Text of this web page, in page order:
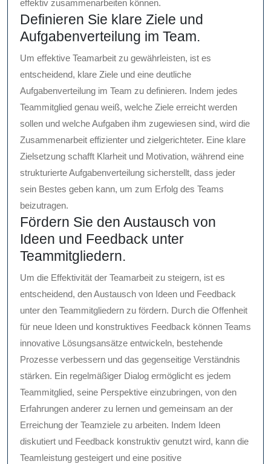
effektiv zusammenarbeiten können.
Definieren Sie klare Ziele und
Aufgabenverteilung im Team.
Um effektive Teamarbeit zu gewährleisten, ist es
entscheidend, klare Ziele und eine deutliche
Aufgabenverteilung im Team zu definieren. Indem jedes
Teammitglied genau weiß, welche Ziele erreicht werden
sollen und welche Aufgaben ihm zugewiesen sind, wird die
Zusammenarbeit effizienter und zielgerichteter. Eine klare
Zielsetzung schafft Klarheit und Motivation, während eine
strukturierte Aufgabenverteilung sicherstellt, dass jeder
sein Bestes geben kann, um zum Erfolg des Teams
beizutragen.
Fördern Sie den Austausch von
Ideen und Feedback unter
Teammitgliedern.
Um die Effektivität der Teamarbeit zu steigern, ist es
entscheidend, den Austausch von Ideen und Feedback
unter den Teammitgliedern zu fördern. Durch die Offenheit
für neue Ideen und konstruktives Feedback können Teams
innovative Lösungsansätze entwickeln, bestehende
Prozesse verbessern und das gegenseitige Verständnis
stärken. Ein regelmäßiger Dialog ermöglicht es jedem
Teammitglied, seine Perspektive einzubringen, von den
Erfahrungen anderer zu lernen und gemeinsam an der
Erreichung der Teamziele zu arbeiten. Indem Ideen
diskutiert und Feedback konstruktiv genutzt wird, kann die
Teamleistung gesteigert und eine positive